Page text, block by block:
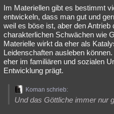
Im Materiellen gibt es bestimmt
entwickeln, dass man gut und
weil es böse ist, aber den
charakterlichen Schwächen wie
Materielle wirkt da eher als
Leidenschaften ausleben
eher im familiären und sozialen
Entwicklung prägt.
Koman schrieb:
Und das Göttliche immer nur